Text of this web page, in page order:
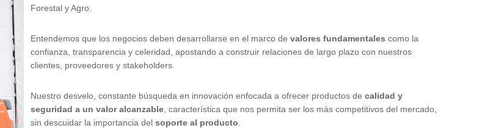
Forestal y Agro.
Entendemos que los negocios deben desarrollarse en el marco de valores fundamentales como la
confianza, transparencia y celeridad, apostando a construir relaciones de largo plazo con nuestros
clientes, proveedores y stakeholders.
Nuestro desvelo, constante búsqueda en innovación enfocada a ofrecer productos de calidad y
seguridad a un valor alcanzable , característica que nos permita ser los más competitivos del mercado,
sin descuidar la importancia del soporte al producto